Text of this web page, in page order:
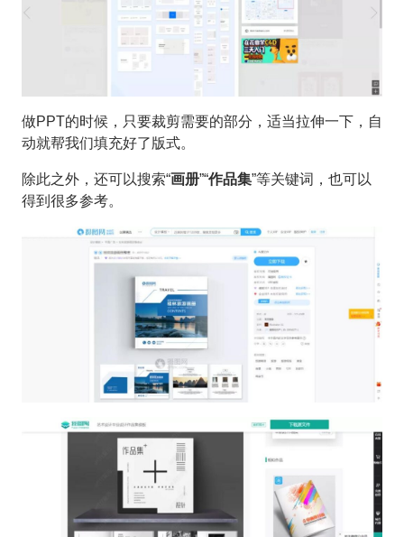
做PPT的时候，只要裁剪需要的部分，适当拉伸一下，自
动就帮我们填充好了版式。
除此之外，还可以搜索“画册”“作品集”等关键词，也可以
得到很多参考。